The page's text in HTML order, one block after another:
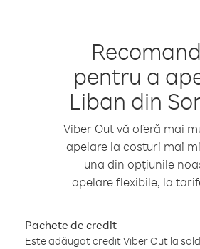
pentru a
Liban din
Viber Out vă oferă mai
apelare la costuri mai
una din opțiunile
apelare flexibile, la
Pachete de credit
Este adăugat credit Viber Out la